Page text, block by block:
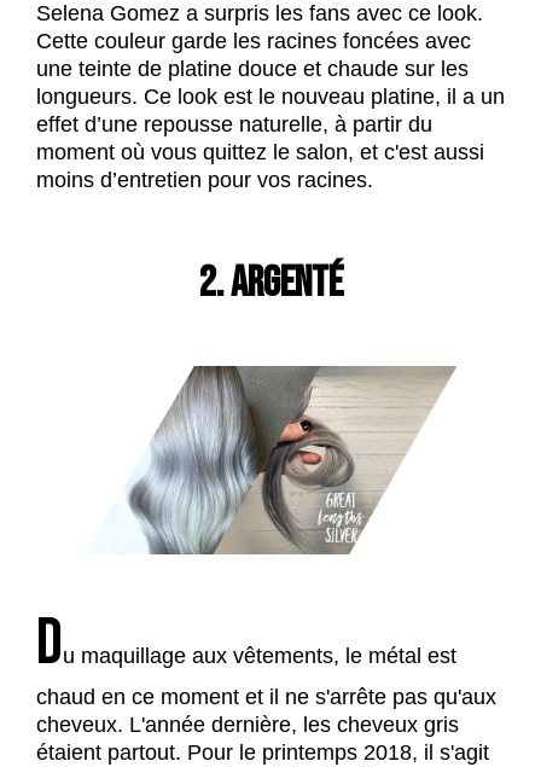
Selena Gomez a surpris les fans avec ce look.
Cette couleur garde les racines foncées avec
une teinte de platine douce et chaude sur les
longueurs. Ce look est le nouveau platine, il a un
effet d’une repousse naturelle, à partir du
moment où vous quittez le salon, et c'est aussi
moins d’entretien pour vos racines.
2. ARGENTÉ
Du maquillage aux vêtements, le métal est
chaud en ce moment et il ne s'arrête pas qu'aux
cheveux. L'année dernière, les cheveux gris
étaient partout. Pour le printemps 2018, il s'agit